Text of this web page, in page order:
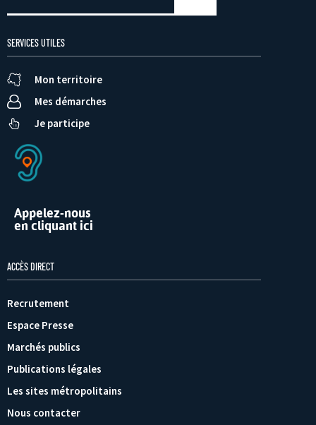
SERVICES UTILES
Mon territoire
Mes démarches
Je participe
Appelez-nous
en cliquant ici
ACCÈS DIRECT
Recrutement
Espace Presse
Marchés publics
Publications légales
Les sites métropolitains
Nous contacter